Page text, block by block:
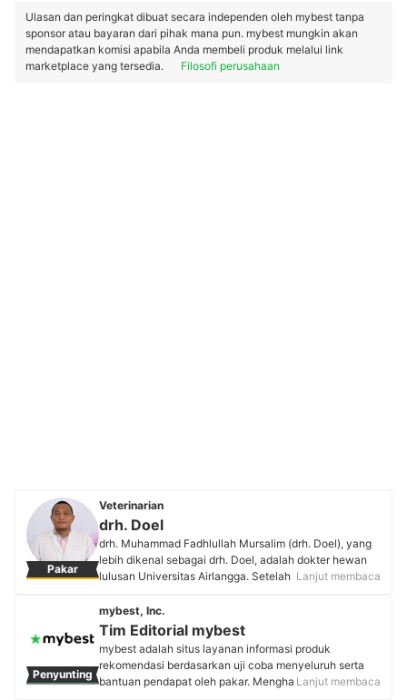
Ulasan dan peringkat dibuat secara independen oleh mybest tanpa
sponsor atau bayaran dari pihak mana pun. mybest mungkin akan
mendapatkan komisi apabila Anda membeli produk melalui link
marketplace yang tersedia.
Filosofi perusahaan
Pakar
Veterinarian
drh. Doel
drh. Muhammad Fadhlullah Mursalim (drh. Doel), yang
lebih dikenal sebagai drh. Doel, adalah dokter hewan
lulusan Universitas Airlangga. Setelah bekerja di bidang
studi Magister Biomedik di Universitas Hasanuddin dan
meraih gelar Doktor di Chulalongkorn University,
Thailand. Saat ini, drh. Doel berkarier sebagai dosen di
Departemen Mikrobiologi, Program Studi Kedokteran
Hewan, Fakultas Kedokteran Universitas Hasanuddin,
serta aktif dalam penelitian di bidang penyakit hewan
Lanjut membaca
Penyunting
mybest, Inc.
Tim Editorial mybest
mybest adalah situs layanan informasi produk
rekomendasi berdasarkan uji coba menyeluruh serta
bantuan pendapat oleh pakar. Menghasilkan konten
Lanjut membaca